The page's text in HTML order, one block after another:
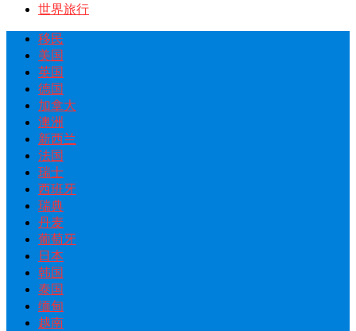
世界旅行
移民
美国
英国
德国
加拿大
澳洲
新西兰
法国
瑞士
西班牙
瑞典
丹麦
葡萄牙
日本
韩国
泰国
缅甸
越南